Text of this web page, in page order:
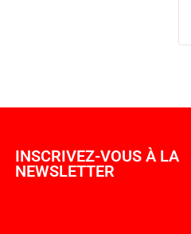
INSCRIVEZ-VOUS À LA
NEWSLETTER